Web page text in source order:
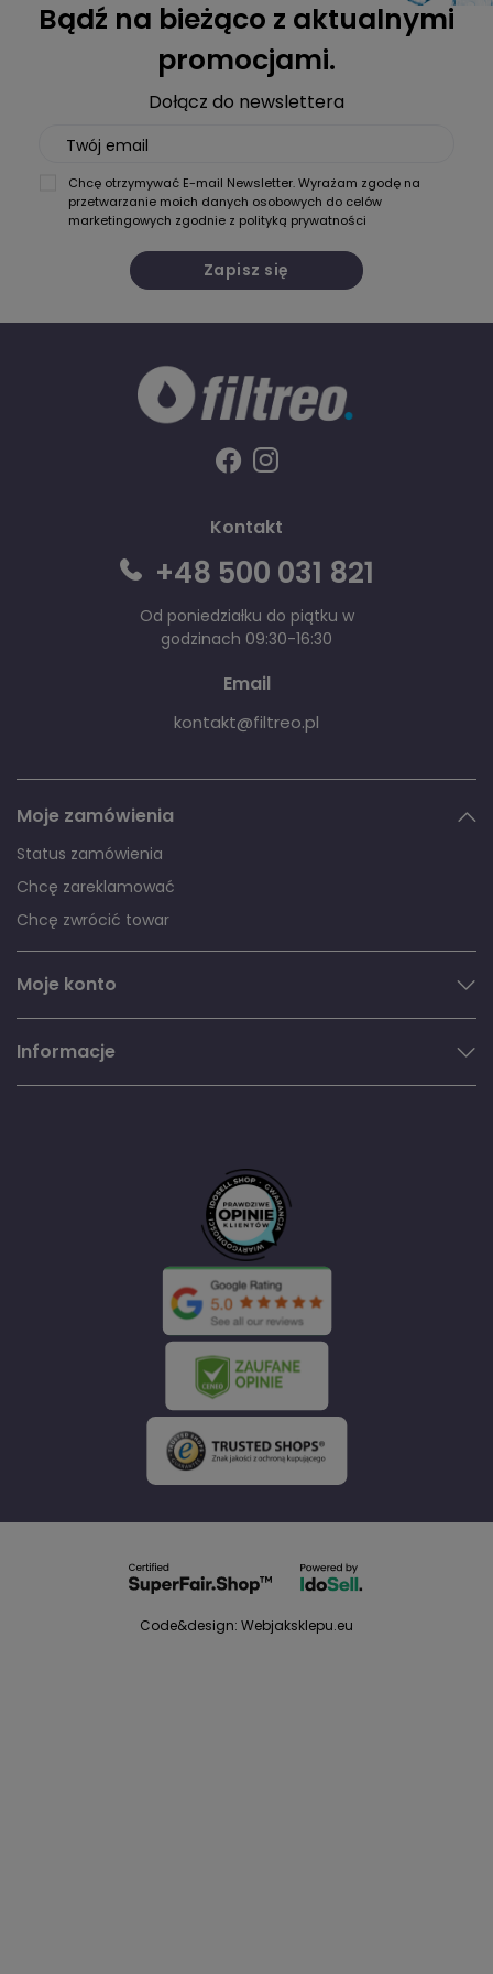
Bądź na bieżąco z aktualnymi
promocjami.
Dołącz do newslettera
Twój email
Chcę otrzymywać E-mail Newsletter. Wyrażam zgodę na
przetwarzanie moich danych osobowych do celów
marketingowych zgodnie z polityką prywatności
Zapisz się
Kontakt
+48 500 031 821
Od poniedziałku do piątku w
godzinach 09:30-16:30
Email
kontakt@filtreo.pl
Moje zamówienia
Status zamówienia
Chcę zareklamować
Chcę zwrócić towar
Moje konto
Informacje
Code&design: Webjaksklepu.eu